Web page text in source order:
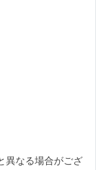
行っている
ルで管理している
ジは Pull Request
ドで実行できる）
れている
Infrastructure as
異なる場合がござ